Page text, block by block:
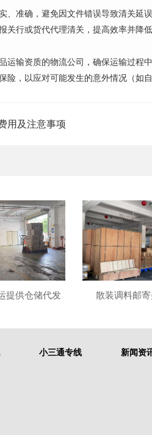
、准确，避免因文件错误导致清关延误
关行或货代代理清关，提高效率并降低
运输资质的物流公司，确保运输过程
险，以应对可能发生的意外情况（如
用及注意事项
提供仓储代发 散装调料邮
小三通专线 新闻资